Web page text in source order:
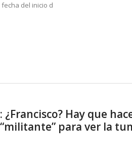
del inicio d
Hay que
para ver la